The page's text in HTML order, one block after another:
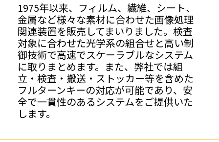
1975年以来、フィルム、繊維、シート、
金属など様々な素材に合わせた画像処理
関連装置を販売してまいりました。検査
対象に合わせた光学系の組合せと高い制
御技術で高速でスケーラブルなシステム
に取りまとめます。また、弊社では組
立・検査・搬送・ストッカー等を含めた
フルターンキーの対応が可能であり、安
全で一貫性のあるシステムをご提供いた
します。